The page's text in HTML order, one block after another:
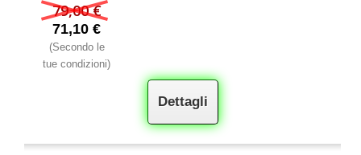
79,00 €
71,10 €
(Secondo le
tue condizioni)
Dettagli